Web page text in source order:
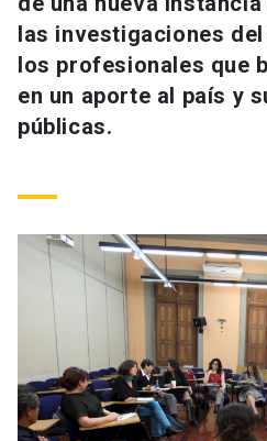
Información para keyboard_arrow_down
Futuros estudiantes
Estudiantes
Personal
Alumni launch
Padres y familia
Vecinos launch
Go to english site launch
ACCESOS DIRECTOS
Correo UC launch
Mi Portal UC
Medios Biblioteca launch
Donaciones launch
las investigaciones
los profesionales que
en un aporte al país y
públicas.